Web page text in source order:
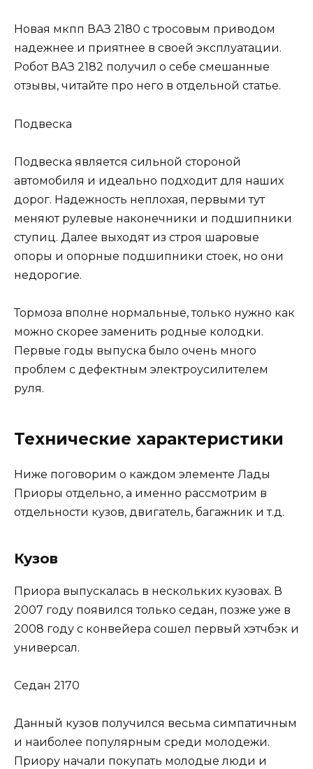
Новая мкпп ВАЗ 2180 с тросовым приводом
надежнее и приятнее в своей эксплуатации.
Робот ВАЗ 2182 получил о себе смешанные
отзывы, читайте про него в отдельной статье.
Подвеска
Подвеска является сильной стороной
автомобиля и идеально подходит для наших
дорог. Надежность неплохая, первыми тут
меняют рулевые наконечники и подшипники
ступиц. Далее выходят из строя шаровые
опоры и опорные подшипники стоек, но они
недорогие.
Тормоза вполне нормальные, только нужно как
можно скорее заменить родные колодки.
Первые годы выпуска было очень много
проблем с дефектным электроусилителем
руля.
Технические характеристики
Ниже поговорим о каждом элементе Лады
Приоры отдельно, а именно рассмотрим в
отдельности кузов, двигатель, багажник и т.д.
Кузов
Приора выпускалась в нескольких кузовах. В
2007 году появился только седан, позже уже в
2008 году с конвейера сошел первый хэтчбэк и
универсал.
Седан 2170
Данный кузов получился весьма симпатичным
и наиболее популярным среди молодежи.
Приору начали покупать молодые люди и